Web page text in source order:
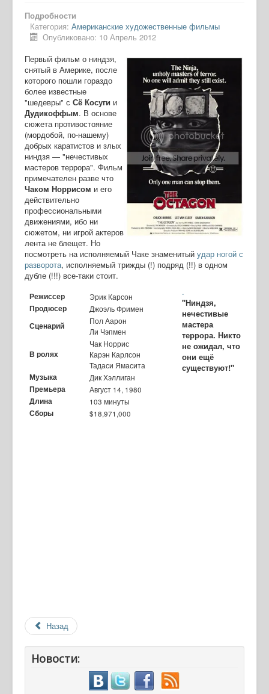
Подробности
Категория: Американские художественные фильмы
Опубликовано: 10 Апрель 2012
Первый фильм о ниндзя,
снятый в Америке, после
которого пошли гораздо
более известные
"шедевры" с Сё Косуги и
Дудикоффым. В основе
сюжета противостояние
(мордобой, по-нашему)
добрых каратистов и злых
ниндзя — "нечестивых
мастеров террора". Фильм
примечателен разве что
Чаком Норрисом и его
действительно
профессиональными
движениями, ибо ни
сюжетом, ни игрой актеров
лента не блещет. Но
посмотреть на исполняемый Чаке знаменитый удар ногой с
разворота, исполняемый трижды (!) подряд (!!) в одном
дубле (!!!) все-таки стоит.
.
Режиссер Эрик Карсон
Продюсер Джоэль Фримен
Сценарий
Пол Аарон
Ли Чэпмен
В ролях
Чак Норрис
Карэн Карлсон
Тадаси Ямасита
Музыка Дик Хэллиган
Премьера Август 14, 1980
Длина 103 минуты
Сборы $18,971,000
"Ниндзя,
нечестивые
мастера
террора. Никто
не ожидал, что
они ещё
существуют!"
Назад
Новости: